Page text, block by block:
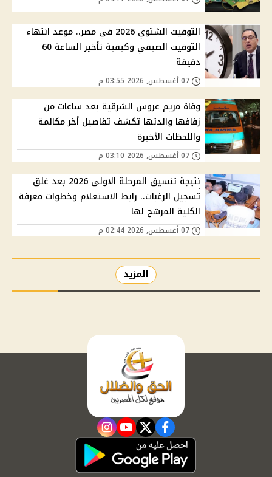
التوقيت الشتوي 2026 في مصر.. موعد انتهاء
التوقيت الصيفي وكيفية تأخير الساعة 60
دقيقة
وفاة مريم عروس الشرقية بعد ساعات من
زفافها والدتها تكشف تفاصيل أخر مكالمة
واللحظات الأخيرة
نتيجة تنسيق المرحلة الاولى 2026 بعد غلق
تسجيل الرغبات.. رابط الاستعلام وخطوات معرفة
الكلية المرشح لها
المزيد
facebook
twitter
youtube
instagram